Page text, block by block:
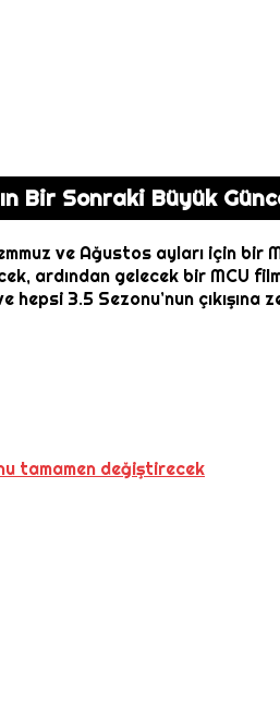
Bir Sonraki Büyük
ve Ağustos ayları için
ardından gelecek bir MCU
3.5 Sezonu’nun çıkışına